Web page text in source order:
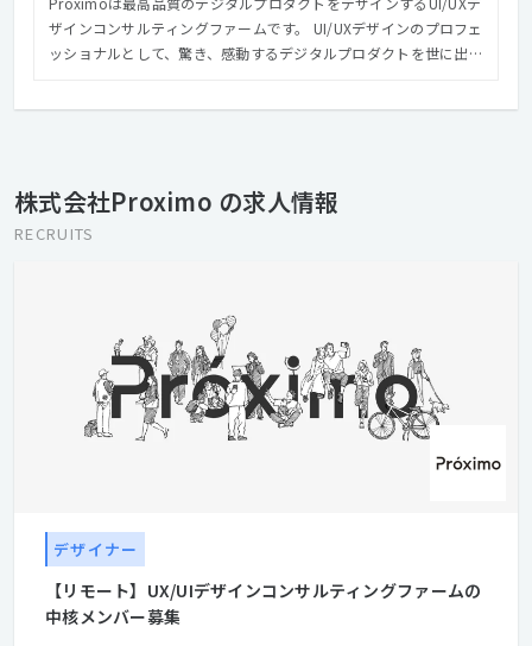
ザインコンサルティングファームです。 UI/UXデザインのプロフェ
ッショナルとして、驚き、感動するデジタルプロダクトを世に出す
アントには 「ユーザーの数や満足度が向上し、ビジネスや事業の
価値が上がる」 そして我々デジタルプロダクトの作り手は 「クラ
株式会社Proximo の求人情報
RECRUITS
デザイナー
【リモート】UX/UIデザインコンサルティングファームの
中核メンバー募集